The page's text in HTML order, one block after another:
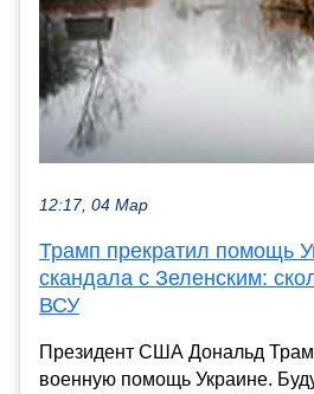
12:17, 04 Мар
Трамп прекратил помощь
скандала с Зеленским:
ВСУ
Президент США Дональд
военную помощь Украине.